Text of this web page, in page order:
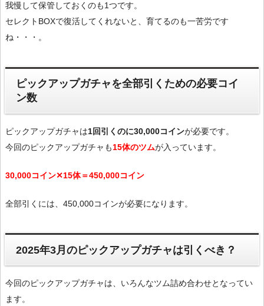
我慢して保管しておくのも1つです。
セレクトBOXで復活してくれないと、育てるのも一苦労です
ね・・・。
ピックアップガチャを全部引くための必要コイ
ン数
ピックアップガチャは1回引くのに30,000コインが必要です。
今回のピックアップガチャも15体のツムが入っています。
30,000コイン✕15体＝450,000コイン
全部引くには、450,000コインが必要になります。
2025年3月のピックアップガチャは引くべき？
今回のピックアップガチャは、いろんなツム詰め合わせとなってい
ます。